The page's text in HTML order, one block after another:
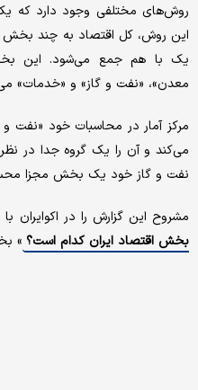
روش‌های مختلفی وجود دارد که
این روش، کل اقتصاد به چند بخش
یک با هم جمع می‌شود. این
معدن»، «نفت و گاز» و «خدمات»
مرکز آمار در محاسبات خود
می‌کند و آن را یک گروه جدا در
نفت و گاز خود یک بخش مجزا
مشروح این گزارش را در اکوایران با
بخش اقتصاد ایران کدام است؟ »